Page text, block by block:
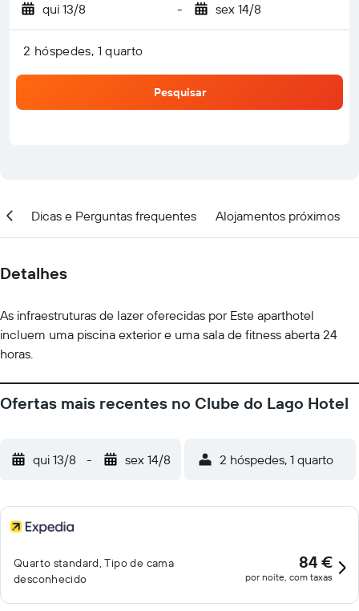
qui 13/8 - sex 14/8
2 hóspedes, 1 quarto
Pesquisar
Dicas e Perguntas frequentes Alojamentos próximos
Detalhes
As infraestruturas de lazer oferecidas por Este aparthotel
incluem uma piscina exterior e uma sala de fitness aberta 24
horas.
Ofertas mais recentes no Clube do Lago Hotel
qui 13/8 - sex 14/8 2 hóspedes, 1 quarto
Quarto standard, Tipo de cama
desconhecido
84 €
por noite, com taxas